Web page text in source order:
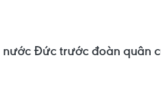
Đức trước đoàn quân